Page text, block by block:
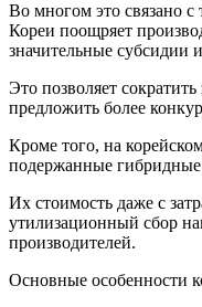
Во многом это связано
Кореи поощряет
значительные субсидии
Это позволяет
предложить более
Кроме того, на
подержанные гибридные
Их стоимость даже с
утилизационный сбор
производителей.
Основные особенности